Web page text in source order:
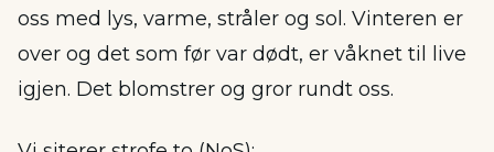
oss med lys, varme, stråler og sol. Vinteren er
over og det som før var dødt, er våknet til live
igjen. Det blomstrer og gror rundt oss.